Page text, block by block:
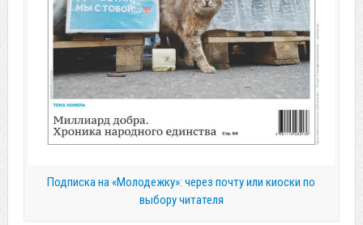
Подписка на «Молодежку»: через почту или киоски по
выбору читателя